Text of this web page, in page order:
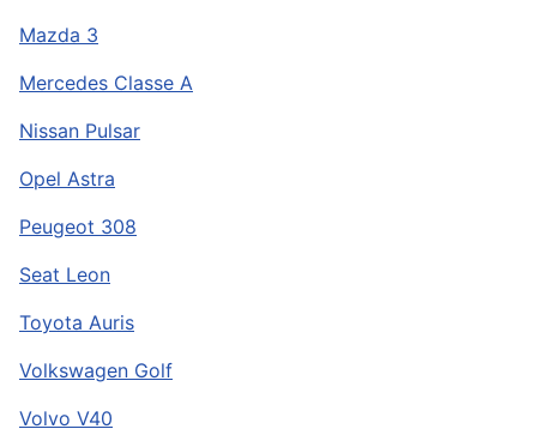
Mazda 3
Mercedes Classe A
Nissan Pulsar
Opel Astra
Peugeot 308
Seat Leon
Toyota Auris
Volkswagen Golf
Volvo V40